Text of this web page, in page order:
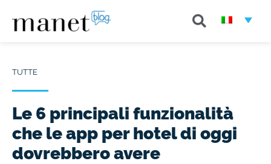
TUTTE
Le 6 principali funzionalità
che le app per hotel di oggi
dovrebbero avere